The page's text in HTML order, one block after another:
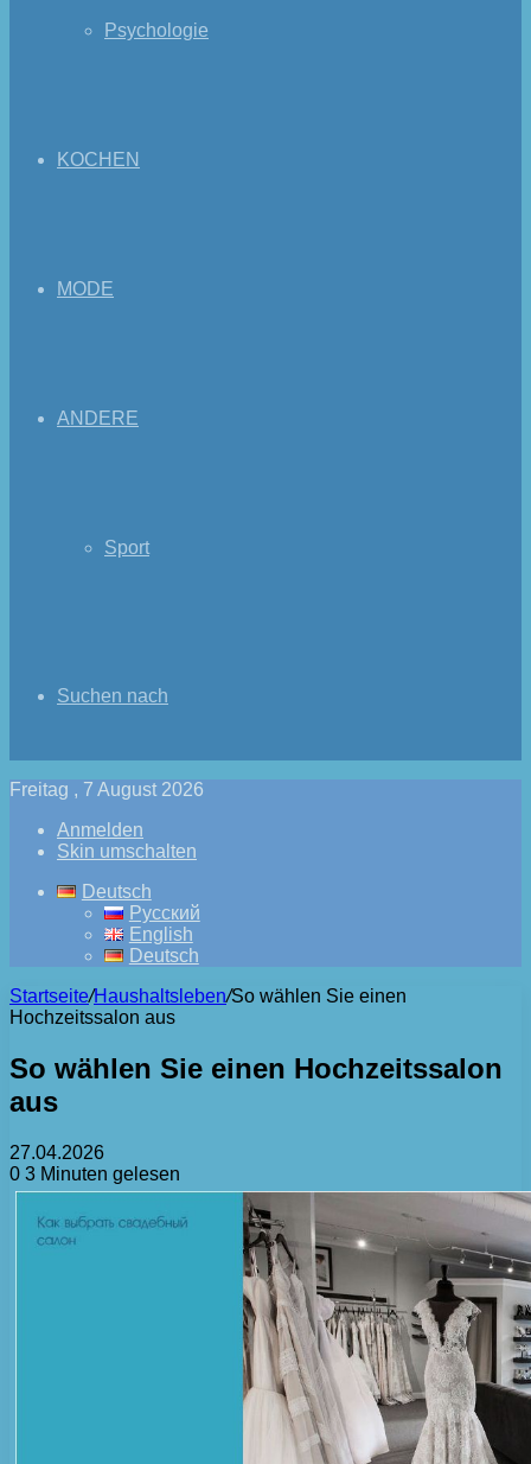
Psychologie
KOCHEN
MODE
ANDERE
Sport
Suchen nach
Freitag , 7 August 2026
Anmelden
Skin umschalten
Deutsch
Русский
English
Deutsch
Startseite/Haushaltsleben/So wählen Sie einen
Hochzeitssalon aus
So wählen Sie einen Hochzeitssalon
aus
27.04.2026
0 3 Minuten gelesen